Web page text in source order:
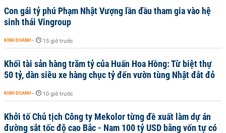
Con gái tỷ phú Phạm Nhật Vượng lần đầu tham gia vào hệ
sinh thái Vingroup
KINH DOANH - 15 giờ trước
Khối tài sản hàng trăm tỷ của Huấn Hoa Hồng: Từ biệt thự
50 tỷ, dàn siêu xe hàng chục tỷ đến vườn tùng Nhật đắt đỏ
KINH DOANH - 10 giờ trước
Khởi tố Chủ tịch Công ty Mekolor từng đề xuất làm dự án
đường sắt tốc độ cao Bắc - Nam 100 tỷ USD bằng vốn tự có